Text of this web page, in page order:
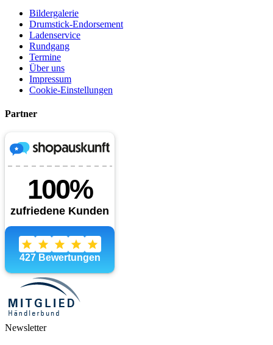
Bildergalerie
Drumstick-Endorsement
Ladenservice
Rundgang
Termine
Über uns
Impressum
Cookie-Einstellungen
Partner
Newsletter